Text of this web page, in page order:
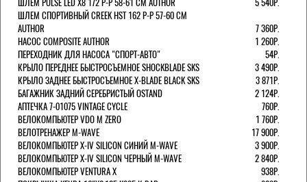
ШЛЕМ СПОРТИВНЫЙ CREEK HST 162 Р-Р 57-60 СМ
AUTHOR
7 360Р.
НАСОС COMPOSITE AUTHOR
1 260Р.
ПЕРЕХОДНИК ДЛЯ НАСОСА "СПОРТ-АВТО"
54Р.
КРЫЛО ПЕРЕДНЕЕ БЫСТРОСЪЕМНОЕ SHOCKBLADE SKS
3 490Р.
КРЫЛО ЗАДНЕЕ БЫСТРОСЪЕМНОЕ X-BLADE BLACK SKS
3 871Р.
БАГАЖНИК ЗАДНИЙ СЕРЕБРИСТЫЙ OSTAND
2 124Р.
АПТЕЧКА 7-01075 VINTAGE CYCLE
760Р.
ВЕЛОКОМПЬЮТЕР VDO M ZERO
1 760Р.
ВЕЛОТРЕНАЖЕР M-WAVE
17 900Р.
ВЕЛОКОМПЬЮТЕР X-IV SILICON СИНИЙ M-WAVE
3 900Р.
ВЕЛОКОМПЬЮТЕР X-IV SILICON ЧЕРНЫЙ M-WAVE
2 840Р.
ВЕЛОКОМПЬЮТЕР VENTURA Х
938Р.